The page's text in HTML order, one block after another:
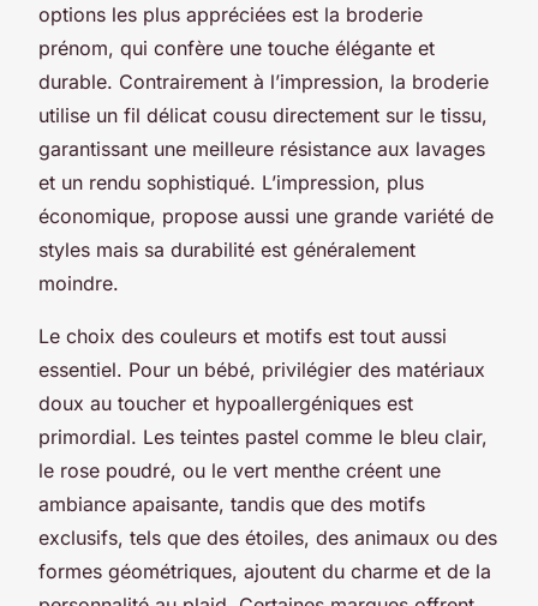
options les plus appréciées est la broderie
prénom, qui confère une touche élégante et
durable. Contrairement à l’impression, la broderie
utilise un fil délicat cousu directement sur le tissu,
garantissant une meilleure résistance aux lavages
et un rendu sophistiqué. L’impression, plus
économique, propose aussi une grande variété de
styles mais sa durabilité est généralement
moindre.
Le choix des couleurs et motifs est tout aussi
essentiel. Pour un bébé, privilégier des matériaux
doux au toucher et hypoallergéniques est
primordial. Les teintes pastel comme le bleu clair,
le rose poudré, ou le vert menthe créent une
ambiance apaisante, tandis que des motifs
exclusifs, tels que des étoiles, des animaux ou des
formes géométriques, ajoutent du charme et de la